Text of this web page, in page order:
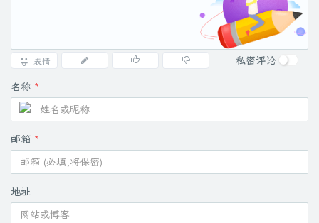
表情 私密评论
名称 *
邮箱 *
地址